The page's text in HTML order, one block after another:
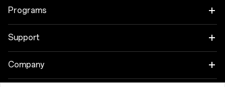
OnePlus Nord 5
Tablet
Cases & Protection
Programs
Link your OnePlus Devices
Affiliate Program
Support
Shopping FAQs
Company